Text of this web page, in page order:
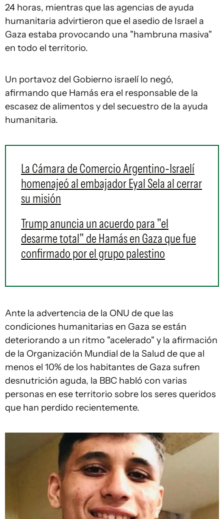
24 horas, mientras que las agencias de ayuda
humanitaria advirtieron que el asedio de Israel a
Gaza estaba provocando una "hambruna masiva"
en todo el territorio.
Un portavoz del Gobierno israelí lo negó,
afirmando que Hamás era el responsable de la
escasez de alimentos y del secuestro de la ayuda
humanitaria.
La Cámara de Comercio Argentino-Israelí
homenajeó al embajador Eyal Sela al cerrar
su misión
Trump anuncia un acuerdo para "el
desarme total" de Hamás en Gaza que fue
confirmado por el grupo palestino
Ante la advertencia de la ONU de que las
condiciones humanitarias en Gaza se están
deteriorando a un ritmo "acelerado" y la afirmación
de la Organización Mundial de la Salud de que al
menos el 10% de los habitantes de Gaza sufren
desnutrición aguda, la BBC habló con varias
personas en ese territorio sobre los seres queridos
que han perdido recientemente.